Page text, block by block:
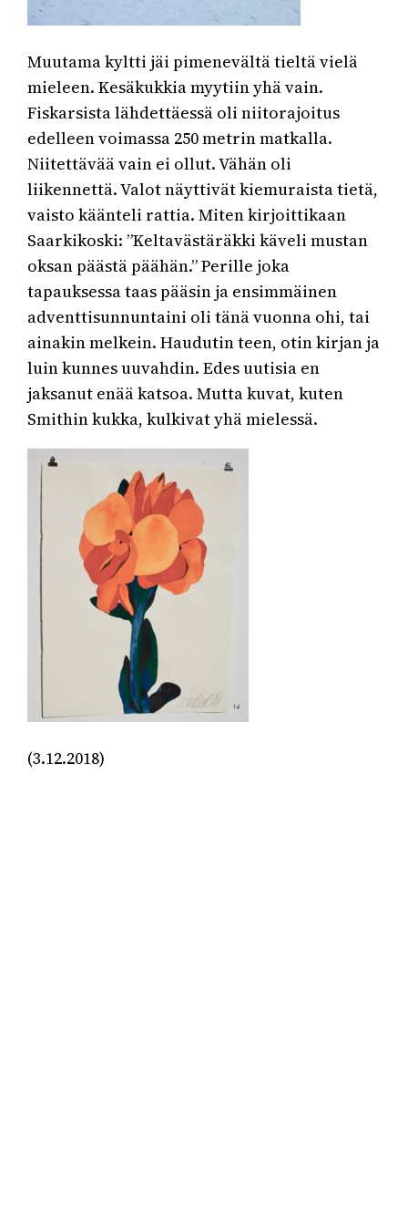
Muutama kyltti jäi pimenevältä tieltä vielä
mieleen. Kesäkukkia myytiin yhä vain.
Fiskarsista lähdettäessä oli niitorajoitus
edelleen voimassa 250 metrin matkalla.
Niitettävää vain ei ollut. Vähän oli
liikennettä. Valot näyttivät kiemuraista tietä,
vaisto käänteli rattia. Miten kirjoittikaan
Saarkikoski: ”Keltavästäräkki käveli mustan
oksan päästä päähän.” Perille joka
tapauksessa taas pääsin ja ensimmäinen
adventtisunnuntaini oli tänä vuonna ohi, tai
ainakin melkein. Haudutin teen, otin kirjan ja
luin kunnes uuvahdin. Edes uutisia en
jaksanut enää katsoa. Mutta kuvat, kuten
Smithin kukka, kulkivat yhä mielessä.
(3.12.2018)